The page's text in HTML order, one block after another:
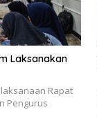
Laksanakan
Rapat
Pengurus